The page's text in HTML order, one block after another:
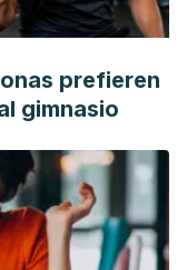
prefieren
gimnasio